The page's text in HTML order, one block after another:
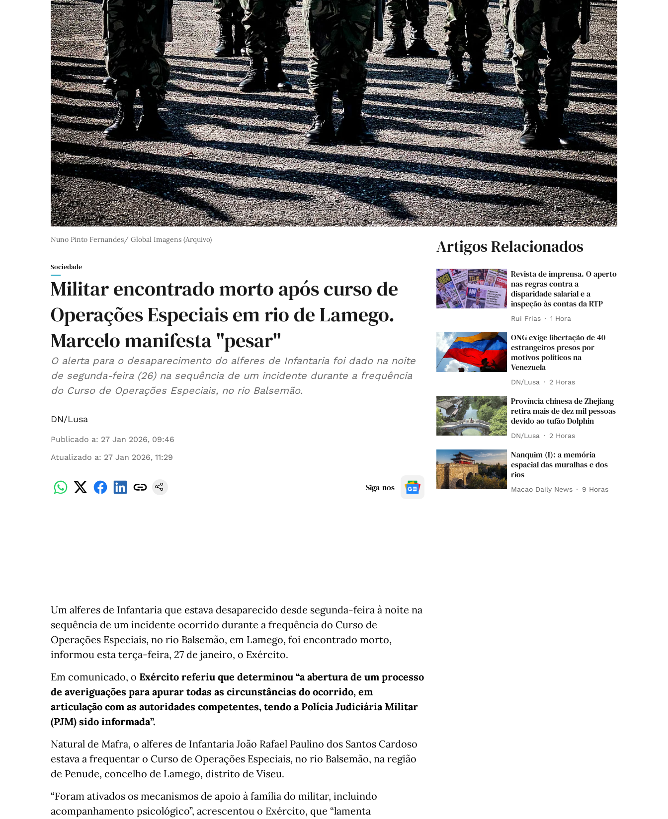
Nuno Pinto Fernandes/ Global Imagens (Arquivo)
Sociedade
Militar encontrado morto após curso de
Operações Especiais em rio de Lamego.
Marcelo manifesta "pesar"
O alerta para o desaparecimento do alferes de Infantaria foi dado na noite
de segunda-feira (26) na sequência de um incidente durante a frequência
do Curso de Operações Especiais, no rio Balsemão.
DN/Lusa
Publicado a: 27 Jan 2026, 09:46
Atualizado a: 27 Jan 2026, 11:29
Siga-nos
Um alferes de Infantaria que estava desaparecido desde segunda-feira à noite na
sequência de um incidente ocorrido durante a frequência do Curso de
Operações Especiais, no rio Balsemão, em Lamego, foi encontrado morto,
informou esta terça-feira, 27 de janeiro, o Exército.
Em comunicado, o Exército referiu que determinou “a abertura de um processo
de averiguações para apurar todas as circunstâncias do ocorrido, em
articulação com as autoridades competentes, tendo a Polícia Judiciária Militar
(PJM) sido informada”.
Natural de Mafra, o alferes de Infantaria João Rafael Paulino dos Santos Cardoso
estava a frequentar o Curso de Operações Especiais, no rio Balsemão, na região
de Penude, concelho de Lamego, distrito de Viseu.
“Foram ativados os mecanismos de apoio à família do militar, incluindo
acompanhamento psicológico”, acrescentou o Exército, que “lamenta
Artigos Relacionados
Revista de imprensa. O aperto
nas regras contra a
disparidade salarial e a
inspeção às contas da RTP
Rui Frias 1 Hora
ONG exige libertação de 40
estrangeiros presos por
motivos políticos na
Venezuela
DN/Lusa 2 Horas
Província chinesa de Zhejiang
retira mais de dez mil pessoas
devido ao tufão Dolphin
DN/Lusa 2 Horas
Nanquim (I): a memória
espacial das muralhas e dos
rios
Macao Daily News 9 Horas